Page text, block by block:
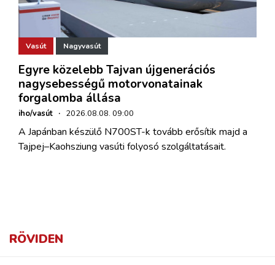
Vasút Nagyvasút
Egyre közelebb Tajvan újgenerációs
nagysebességű motorvonatainak
forgalomba állása
iho/vasút · 2026.08.08. 09:00
A Japánban készülő N700ST-k tovább erősítik majd a
Tajpej–Kaohsziung vasúti folyosó szolgáltatásait.
RÖVIDEN